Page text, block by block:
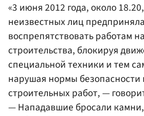
«3 июня 2012 года, около
неизвестных лиц
воспрепятствовать работам
строительства, блокируя
специальной техники и тем
нарушая нормы
строительных работ, —
— Нападавшие бросали